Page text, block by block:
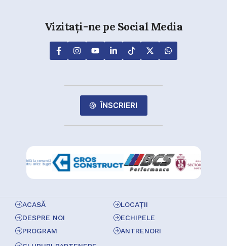
Vizitați-ne pe Social Media
ÎNSCRIERI
ACASĂ
DESPRE NOI
PROGRAM
LOCAȚII
ECHIPELE
ANTRENORI